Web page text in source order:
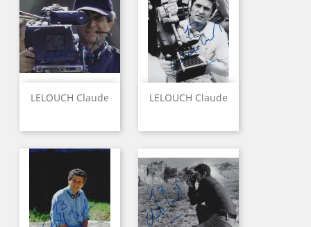
LELOUCH Claude LELOUCH Claude